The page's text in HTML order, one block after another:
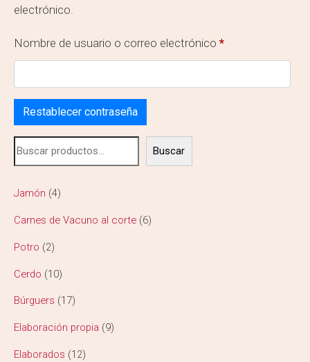
electrónico.
Nombre de usuario o correo electrónico *
Restablecer contraseña
Buscar
Jamón 4
Carnes de Vacuno al corte 6
Potro 2
Cerdo 10
Búrguers 17
Elaboración propia 9
Elaborados 12